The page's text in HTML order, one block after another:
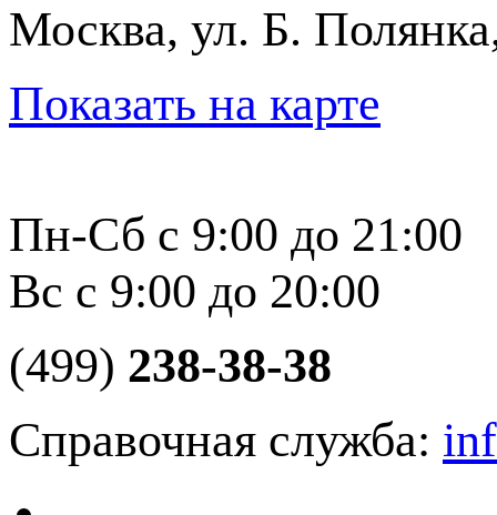
Москва, ул. Б.
Показать на карте
Пн-Сб с 9:00 до 21:00
Вс с 9:00 до 20:00
(499) 238-38-38
Справочная служба: